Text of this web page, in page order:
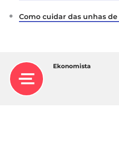
Como cuidar das unhas
Ekonomista